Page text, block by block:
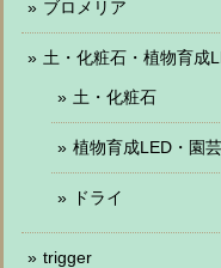
ブロメリア
土・化粧石・植物育成
土・化粧石
植物育成LED・園
ドライ
trigger